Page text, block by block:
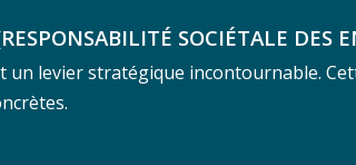
SOCIÉTALE DES
un levier stratégique incontournable.